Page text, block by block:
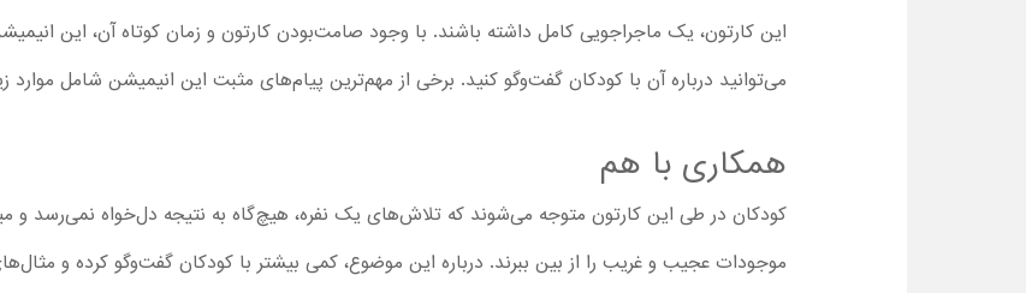
این کارتون، یک ماجراجویی کامل داشته باشند. با وجود صامت‌بودن کارتون و زمان کوتاه آن، این
می‌توانید درباره آن با کودکان گفت‌وگو کنید. برخی از مهم‌ترین پیام‌های مثبت این انیمیشن شامل موارد
همکاری با هم
کودکان در طی این کارتون متوجه می‌شوند که تلاش‌های یک نفره، هیچ‌گاه به نتیجه دل‌خواه نمی‌رسد و
موجودات عجیب و غریب را از بین ببرند. درباره این موضوع، کمی بیشتر با کودکان گفت‌وگو کرده و